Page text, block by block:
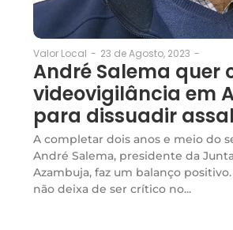
Valor Local - 23 de Agosto, 2023 -
André Salema quer
videovigilância em
para dissuadir
A completar dois anos e meio do
André Salema, presidente da
Azambuja, faz um balanço
não deixa de ser crítico no...